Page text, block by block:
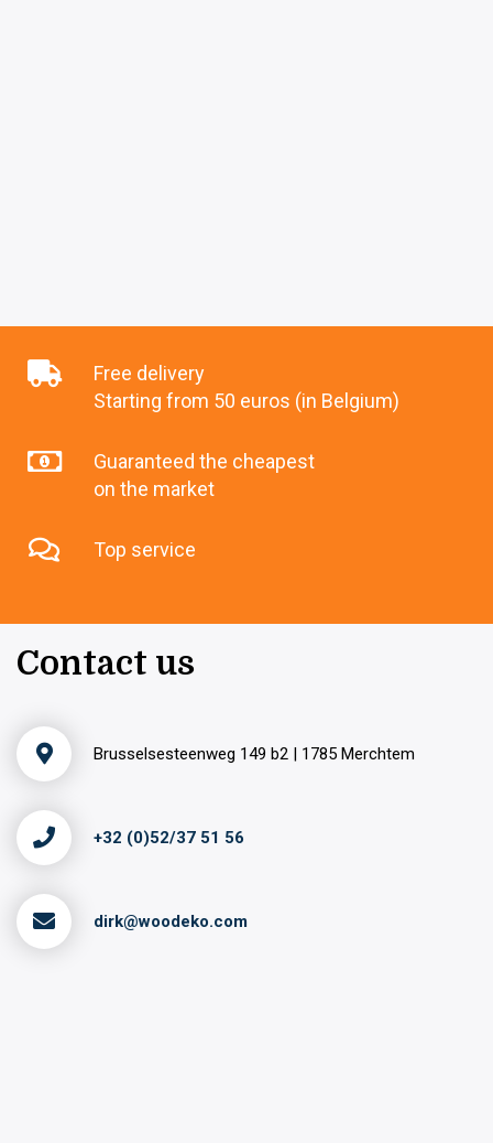
Free delivery
Starting from 50 euros (in Belgium)
Guaranteed the cheapest
on the market
Top service
Contact us
Brusselsesteenweg 149 b2 | 1785 Merchtem
+32 (0)52/37 51 56
dirk@woodeko.com